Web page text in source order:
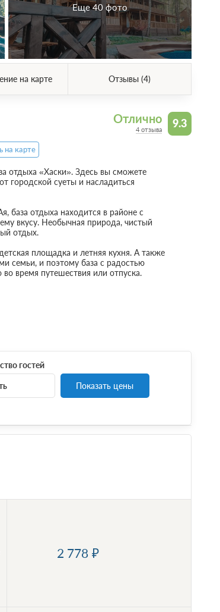
Еще 40 фото
на карте Отзывы (4)
9.3
Отлично
4 отзыва
на карте
отдыха «Хаски». Здесь вы сможете
городской суеты и насладиться
база отдыха находится в районе с
вкусу. Необычная природа, чистый
отдых.
площадка и летняя кухня. А также
семьи, и поэтому база с радостью
время путешествия или отпуска.
гостей
Показать цены
2 778